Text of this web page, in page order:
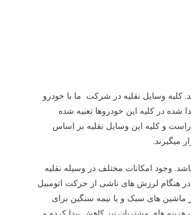
کلیه وسایل نقلیه در شرکت ما با خودرو
شده در کلیه این خودروها تعبیه شده
و کلیه این وسایل نقلیه بر اساس
میگیرند.
وجود امکانات مختلف در وسیله نقلیه
هنگام لرزش های ناشی از حرکت اتومبیل
ماشین های سبک و یا نیمه سنگین برای